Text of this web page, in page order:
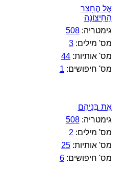
אֶל הֶחָצֵר
הַחִיצוֹנָה
גימטריה:508
מס' מילים:3
מס' אותיות:44
מס' חיפושים: 1
אֶת בְּנֵיהֶם
גימטריה:508
מס' מילים: 2
מס' אותיות:25
מס' חיפושים:6